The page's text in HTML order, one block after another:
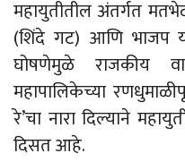
महायुतीतील अंतर्गत
(शिंदे गट) आणिभाजप
घोषणेमुळे
राजकीय
महापालिकेच्या
रे’चा नारा दिल्याने
दिसत आहे.